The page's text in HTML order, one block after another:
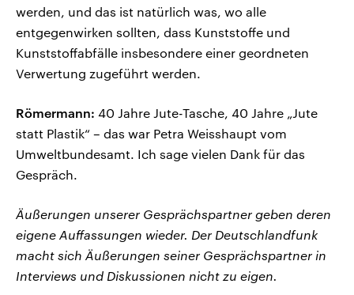
werden, und das ist natürlich was, wo alle
entgegenwirken sollten, dass Kunststoffe und
Kunststoffabfälle insbesondere einer geordneten
Verwertung zugeführt werden.
Römermann: 40 Jahre Jute-Tasche, 40 Jahre „Jute
statt Plastik“ – das war Petra Weisshaupt vom
Umweltbundesamt. Ich sage vielen Dank für das
Gespräch.
Äußerungen unserer Gesprächspartner geben deren
eigene Auffassungen wieder. Der Deutschlandfunk
macht sich Äußerungen seiner Gesprächspartner in
Interviews und Diskussionen nicht zu eigen.